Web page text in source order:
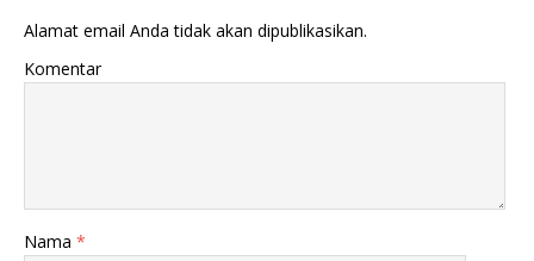
Alamat email Anda tidak akan dipublikasikan.
Komentar
Nama *